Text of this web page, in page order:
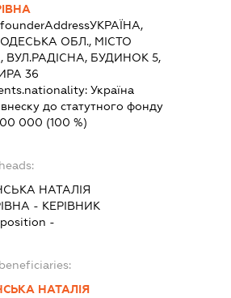
УКРАЇНА,
ОДЕСЬКА ОБЛ., МІСТО
ВУЛ.РАДІСНА, БУДИНОК 5,
36
Україна
до статутного фонду
000 (100 %)
НАТАЛІЯ
- КЕРІВНИК
-
НАТАЛІЯ